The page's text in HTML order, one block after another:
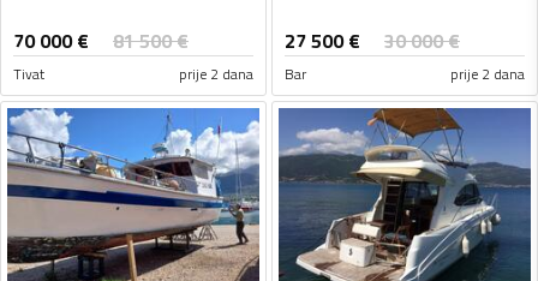
70 000€ 81 500€
Tivat prije 2 dana
27 500€ 30 000€
Bar prije 2 dana